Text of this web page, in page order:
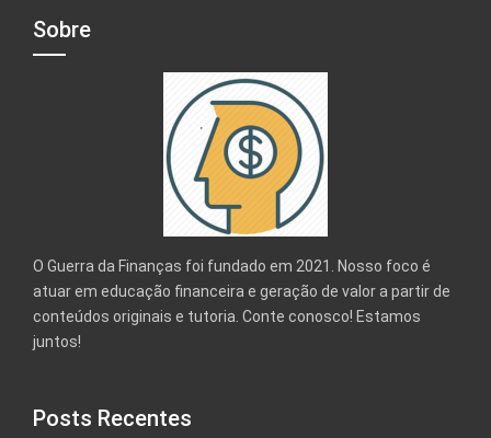
Sobre
O Guerra da Finanças foi fundado em 2021. Nosso foco é
atuar em educação financeira e geração de valor a partir de
conteúdos originais e tutoria. Conte conosco! Estamos
juntos!
Posts Recentes